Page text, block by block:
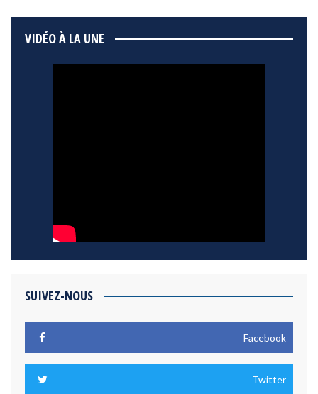
VIDÉO À LA UNE
SUIVEZ-NOUS
Facebook
Twitter